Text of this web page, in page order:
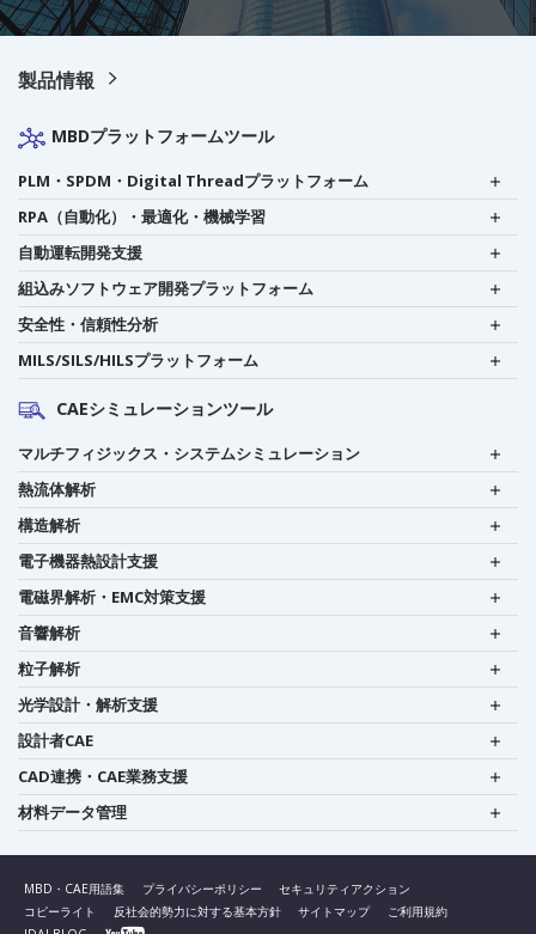
製品情報
MBDプラットフォームツール
PLM・SPDM・Digital Threadプラットフォーム
RPA（自動化）・最適化・機械学習
自動運転開発支援
組込みソフトウェア開発プラットフォーム
安全性・信頼性分析
MILS/SILS/HILSプラットフォーム
CAEシミュレーションツール
マルチフィジックス・システムシミュレーション
熱流体解析
構造解析
電子機器熱設計支援
電磁界解析・EMC対策支援
音響解析
粒子解析
光学設計・解析支援
設計者CAE
CAD連携・CAE業務支援
材料データ管理
MBD・CAE用語集 プライバシーポリシー
セキュリティアクション
コピーライト
反社会的勢力に対する基本方針 サイトマップ
ご利用規約